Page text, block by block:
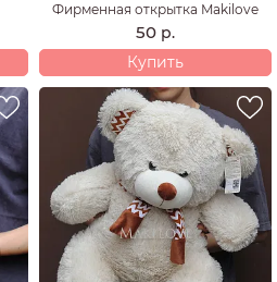
Фирменная открытка Makilove
50 р.
Купить